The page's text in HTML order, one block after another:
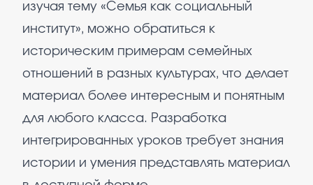
изучая тему «Семья как социальный
институт», можно обратиться к
историческим примерам семейных
отношений в разных культурах, что делает
материал более интересным и понятным
для любого класса. Разработка
интегрированных уроков требует знания
истории и умения представлять материал